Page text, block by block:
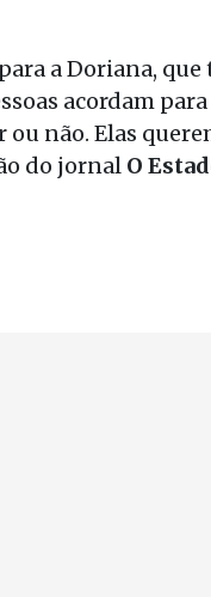
a Doriana,
acordam
ou não. Elas
do jornal O